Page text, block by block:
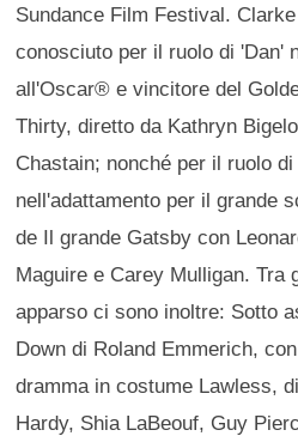
Sundance Film Festival.
conosciuto per il ruolo di 'Dan'
all'Oscar® e vincitore del
Thirty, diretto da Kathryn
Chastain; nonché per il ruolo
nell'adattamento per il grande
de Il grande Gatsby con
Maguire e Carey Mulligan. Tra
apparso ci sono inoltre: Sotto
Down di Roland Emmerich,
dramma in costume Lawless,
Hardy, Shia LaBeouf, Guy